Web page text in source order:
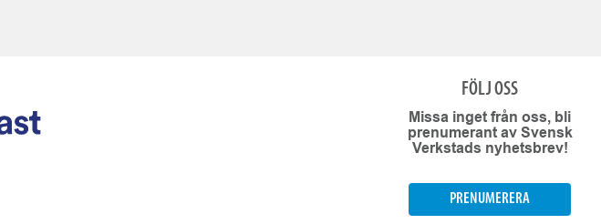
FÖLJ OSS
Missa inget från oss, bli
prenumerant av Svensk
Verkstads nyhetsbrev!
PRENUMERERA